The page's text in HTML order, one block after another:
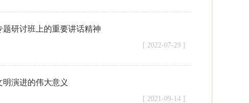
研讨班上的重要讲话精神
[ 2022-07-29 ]
明演进的伟大意义
[ 2021-09-14 ]